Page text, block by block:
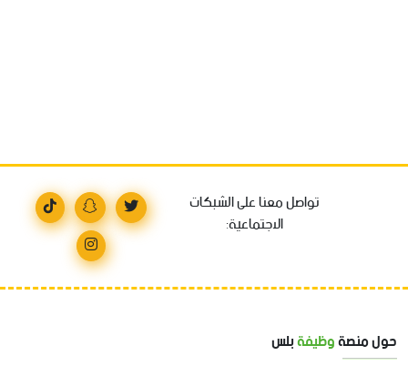
تواصل معنا على الشبكات
الاجتماعية:
حول منصةوظيفةبلس